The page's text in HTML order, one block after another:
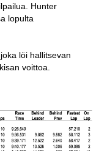
Hunter
lopulta
löi hallitsevan
voittoa.